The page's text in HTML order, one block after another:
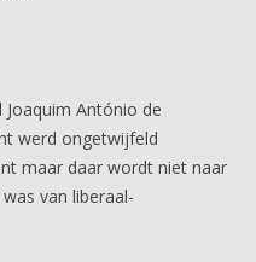
António de
werd ongetwijfeld
maar daar wordt niet naar
van liberaal-